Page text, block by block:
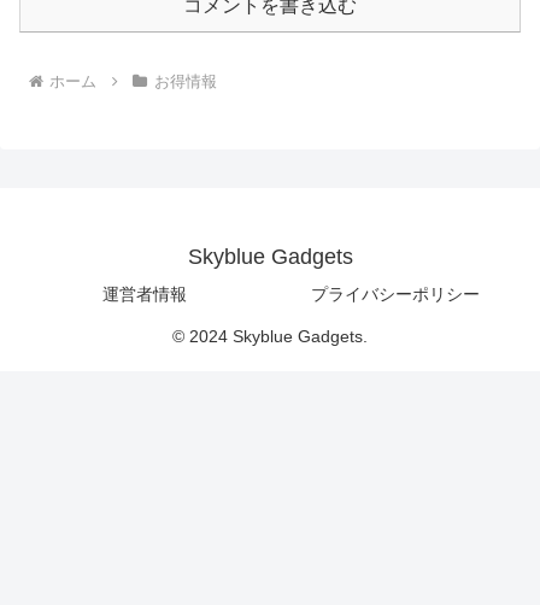
コメントを書き込む
ホーム お得情報
Skyblue Gadgets
運営者情報 プライバシーポリシー
© 2024 Skyblue Gadgets.